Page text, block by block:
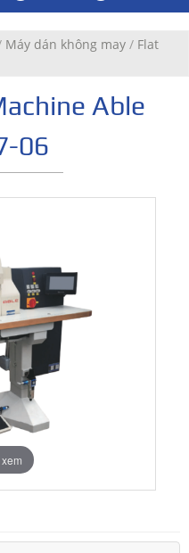
Máy dán không may / Flat
Able
06